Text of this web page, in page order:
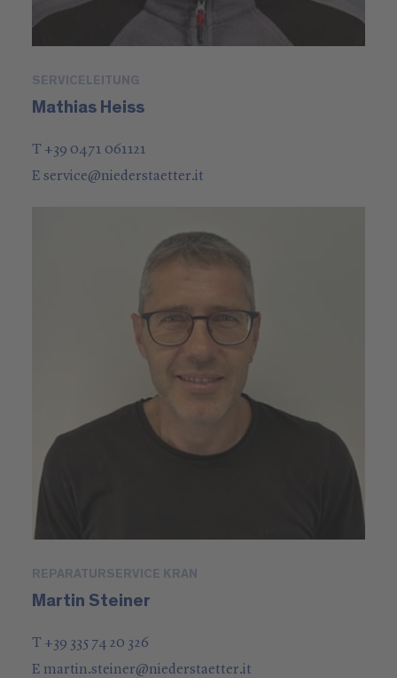
SERVICELEITUNG
Mathias Heiss
T +39 0471 061121
Eservice@niederstaetter.it
REPARATURSERVICE KRAN
Martin Steiner
T +39 335 74 20 326
E martin.steiner@niederstaetter.it